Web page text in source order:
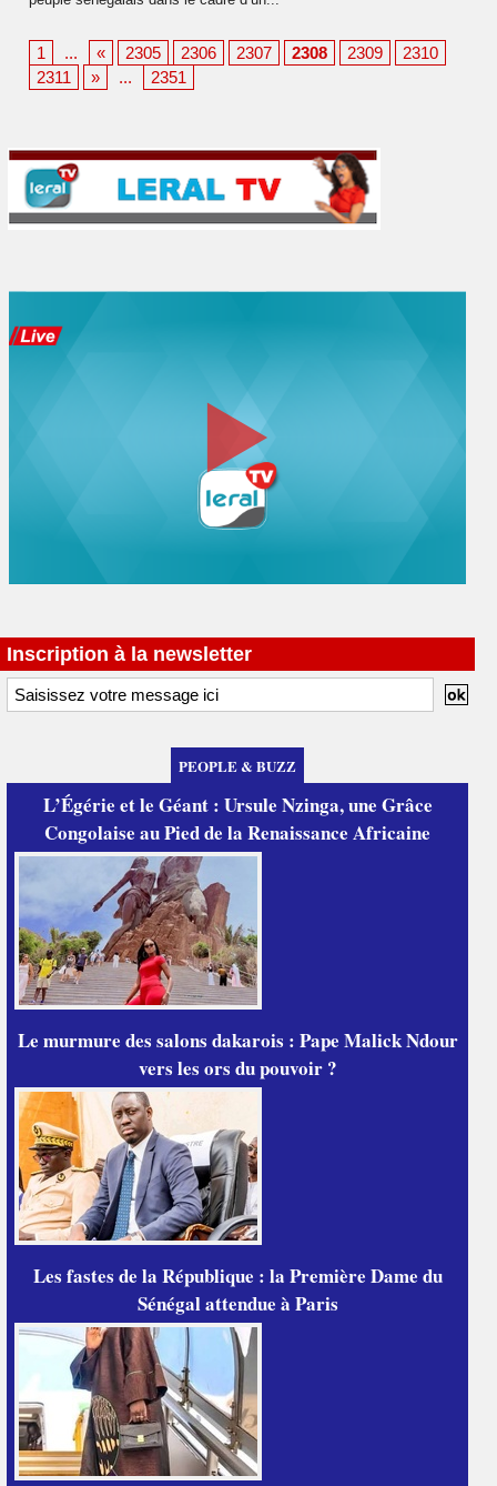
1 ... « 2305 2306 2307 2308 2309
2310
2311
» ... 2351
Inscription à la newsletter
PEOPLE & BUZZ
L’Égérie et le Géant : Ursule Nzinga, une Grâce
Congolaise au Pied de la Renaissance Africaine
Le murmure des salons dakarois : Pape Malick Ndour
vers les ors du pouvoir ?
Les fastes de la République : la Première Dame du
Sénégal attendue à Paris